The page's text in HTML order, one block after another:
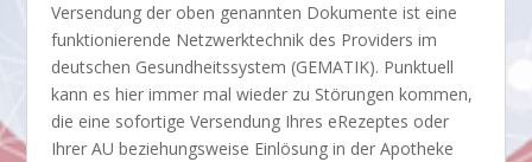
Versendung der oben genannten Dokumente ist eine
funktionierende Netzwerktechnik des Providers im
deutschen Gesundheitssystem (GEMATIK). Punktuell
kann es hier immer mal wieder zu Störungen kommen,
die eine sofortige Versendung Ihres eRezeptes oder
Ihrer AU beziehungsweise Einlösung in der Apotheke